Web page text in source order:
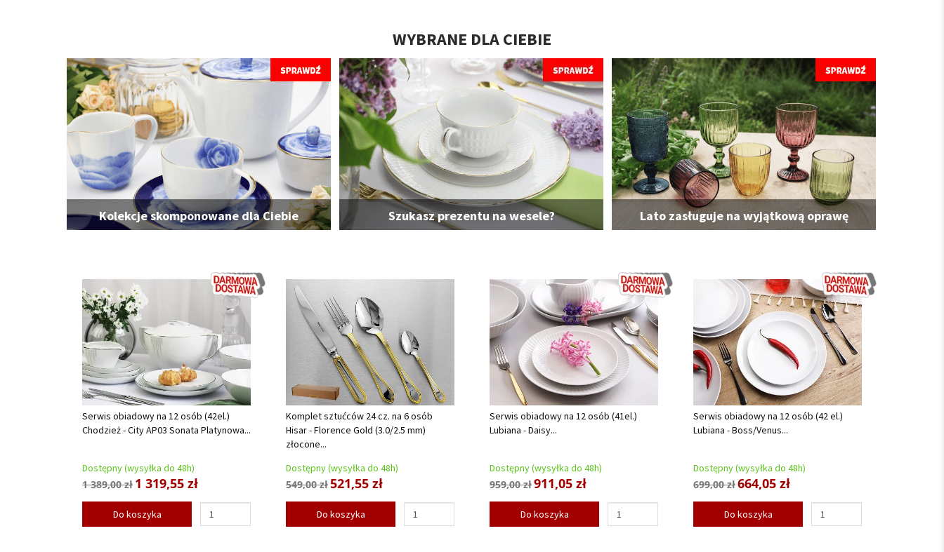
WYBRANE DLA CIEBIE
Kolekcje skomponowane dla Ciebie Szukasz prezentu na wesele? Lato zasługuje na wyjątkową oprawę
Serwis obiadowy na 12 osób (42el.)
Chodzież - City AP03 Sonata Platynowa...
Dostępny (wysyłka do 48h)
1 389,00 zł 1 319,55 zł
Do koszyka
Komplet sztućców 24 cz. na 6 osób
Hisar - Florence Gold (3.0/2.5 mm)
złocone...
Dostępny (wysyłka do 48h)
549,00 zł521,55 zł
Do koszyka
Serwis obiadowy na 12 osób (41el.)
Lubiana - Daisy...
Dostępny (wysyłka do 48h)
959,00 zł911,05 zł
Do koszyka
Serwis obiadowy na 12 osób (42 el.)
Lubiana - Boss/Venus...
Dostępny (wysyłka do 48h)
699,00 zł664,05 zł
Do koszyka